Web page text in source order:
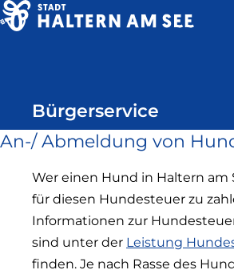
Direkt
zum
Bürgerservice
An-/ Abmeldung von
Wer einen Hund in Haltern am
für diesen Hundesteuer zu
Informationen zur
sind unter der Leistung
finden. Je nach Rasse des